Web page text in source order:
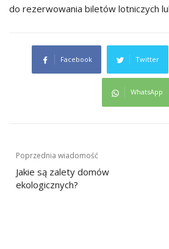
do rezerwowania biletów lotniczych
Facebook Twitter
WhatsApp
Nawigacja
wpisu
Poprzednia wiadomość
Jakie są zalety domów
ekologicznych?